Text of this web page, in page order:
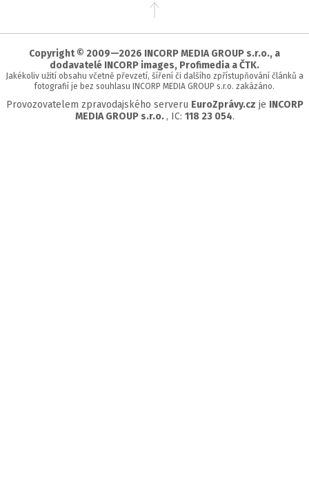
stránky
Copyright © 2009—2026 INCORP MEDIA GROUP s.r.o., a
dodavatelé INCORP images, Profimedia a ČTK.
Jakékoliv užití obsahu včetně převzetí, šíření či dalšího zpřístupňování článků a
fotografií je bez souhlasu INCORP MEDIA GROUP s.r.o. zakázáno.
Provozovatelem zpravodajského serveru EuroZprávy.cz je INCORP
MEDIA GROUP s.r.o. , IC: 118 23 054.